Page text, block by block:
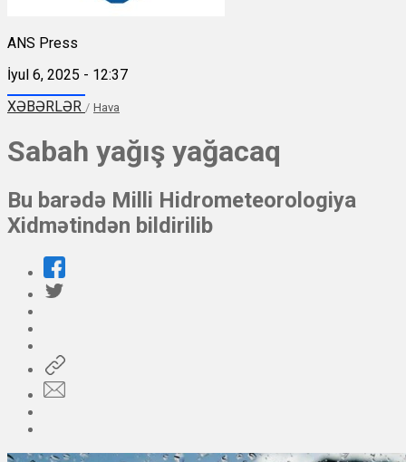
ANS Press
İyul 6, 2025 - 12:37
XƏBƏRLƏR / Hava
Sabah yağış yağacaq
Bu barədə Milli Hidrometeorologiya
Xidmətindən bildirilib